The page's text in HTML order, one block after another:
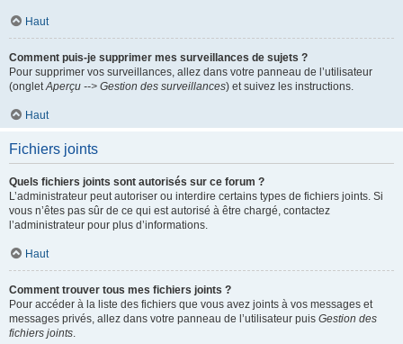
Haut
Comment puis-je supprimer mes surveillances de sujets ?
Pour supprimer vos surveillances, allez dans votre panneau de l’utilisateur
(ongletAperçu --> Gestion des surveillances) et suivez les instructions.
Haut
Fichiers joints
Quels fichiers joints sont autorisés sur ce forum ?
L’administrateur peut autoriser ou interdire certains types de fichiers joints. Si
vous n’êtes pas sûr de ce qui est autorisé à être chargé, contactez
l’administrateur pour plus d’informations.
Haut
Comment trouver tous mes fichiers joints ?
Pour accéder à la liste des fichiers que vous avez joints à vos messages et
messages privés, allez dans votre panneau de l’utilisateur puis Gestion des
fichiers joints.